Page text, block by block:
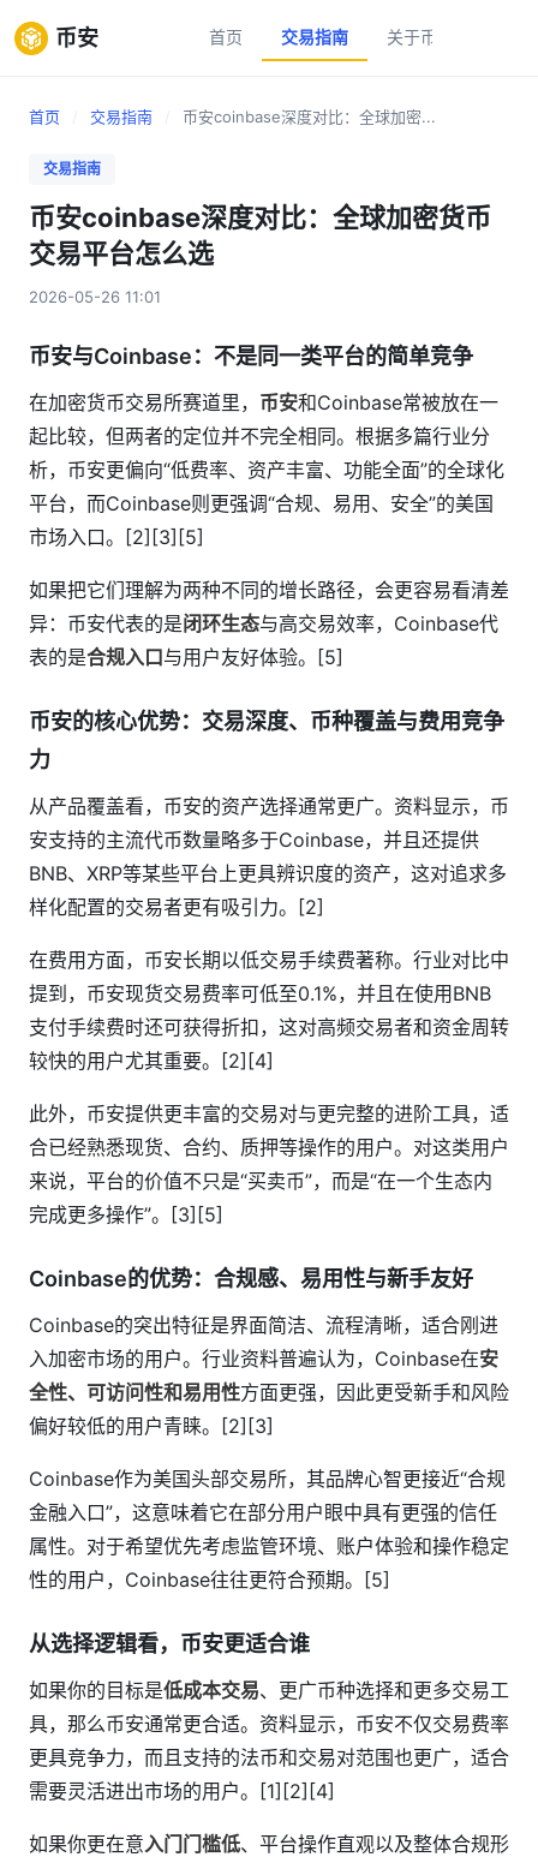
币安 首页 交易指南 关于币安
首页 交易指南 币安coinbase深度对比：全球加密...
交易指南
币安coinbase深度对比：全球加密货币
交易平台怎么选
2026-05-26 11:01
币安与Coinbase：不是同一类平台的简单竞争
在加密货币交易所赛道里， 币安和Coinbase常被放在一
起比较，但两者的定位并不完全相同。根据多篇行业分
析，币安更偏向“低费率、资产丰富、功能全面”的全球化
平台，而Coinbase则更强调“合规、易用、安全”的美国
市场入口。[2][3][5]
如果把它们理解为两种不同的增长路径，会更容易看清差
异：币安代表的是闭环生态与高交易效率，Coinbase代
表的是合规入口与用户友好体验。[5]
币安的核心优势：交易深度、币种覆盖与费用竞争
力
从产品覆盖看，币安的资产选择通常更广。资料显示，币
安支持的主流代币数量略多于Coinbase，并且还提供
BNB、XRP等某些平台上更具辨识度的资产，这对追求多
样化配置的交易者更有吸引力。[2]
在费用方面，币安长期以低交易手续费著称。行业对比中
提到，币安现货交易费率可低至0.1%，并且在使用BNB
支付手续费时还可获得折扣，这对高频交易者和资金周转
较快的用户尤其重要。[2][4]
此外，币安提供更丰富的交易对与更完整的进阶工具，适
合已经熟悉现货、合约、质押等操作的用户。对这类用户
来说，平台的价值不只是“买卖币”，而是“在一个生态内
完成更多操作”。[3][5]
Coinbase的优势：合规感、易用性与新手友好
Coinbase的突出特征是界面简洁、流程清晰，适合刚进
入加密市场的用户。行业资料普遍认为，Coinbase在安
全性、可访问性和易用性方面更强，因此更受新手和风险
偏好较低的用户青睐。[2][3]
Coinbase作为美国头部交易所，其品牌心智更接近“合规
金融入口”，这意味着它在部分用户眼中具有更强的信任
属性。对于希望优先考虑监管环境、账户体验和操作稳定
性的用户，Coinbase往往更符合预期。[5]
从选择逻辑看，币安更适合谁
如果你的目标是低成本交易、更广币种选择和更多交易工
具，那么币安通常更合适。资料显示，币安不仅交易费率
更具竞争力，而且支持的法币和交易对范围也更广，适合
需要灵活进出市场的用户。[1][2][4]
如果你更在意入门门槛低、平台操作直观以及整体合规形